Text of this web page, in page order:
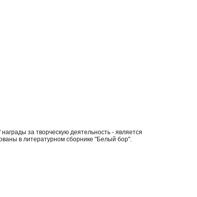
за творческую деятельность - является
в литературном сборнике "Белый бор".